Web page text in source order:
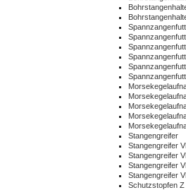
Stangengreifer
Stangengreifer
Stangengreifer
Stangengreifer
Stangengreifer
Schutzstopfen Z